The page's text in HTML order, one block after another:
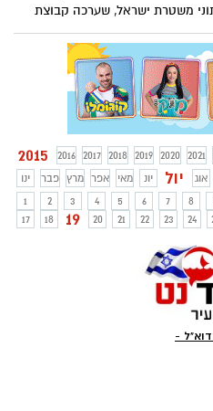
משטרת ישראל, שערכה קבוצת
בפתרונות אבטחה. היכן
אשדוד? בטבלאות שלפניכם
2015 2016 2017 2018 2019 2020 2021
ינו
פבר מרץ אפר מאי יונ יול אוג
1
2 3 4 5 6 7 8
17
18 19 20 21 22 23 24
-